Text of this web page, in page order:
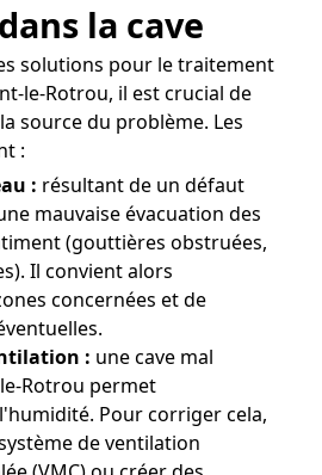
la cave
solutions pour le traitement
le-Rotrou, il est crucial de
source du problème. Les
:
: résultant de un défaut
mauvaise évacuation des
(gouttières obstruées,
Il convient alors
concernées et de
: une cave mal
Rotrou permet
Pour corriger cela,
de ventilation